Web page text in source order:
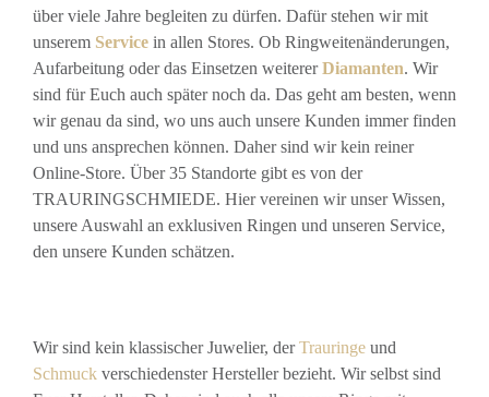
über viele Jahre begleiten zu dürfen. Dafür stehen wir mit
unserem Service in allen Stores. Ob Ringweitenänderungen,
Aufarbeitung oder das Einsetzen weitererDiamanten. Wir
sind für Euch auch später noch da. Das geht am besten, wenn
wir genau da sind, wo uns auch unsere Kunden immer finden
und uns ansprechen können. Daher sind wir kein reiner
Online-Store. Über 35 Standorte gibt es von der
TRAURINGSCHMIEDE. Hier vereinen wir unser Wissen,
unsere Auswahl an exklusiven Ringen und unseren Service,
den unsere Kunden schätzen.
Wir sind kein klassischer Juwelier, derTrauringe und
Schmuck verschiedenster Hersteller bezieht. Wir selbst sind